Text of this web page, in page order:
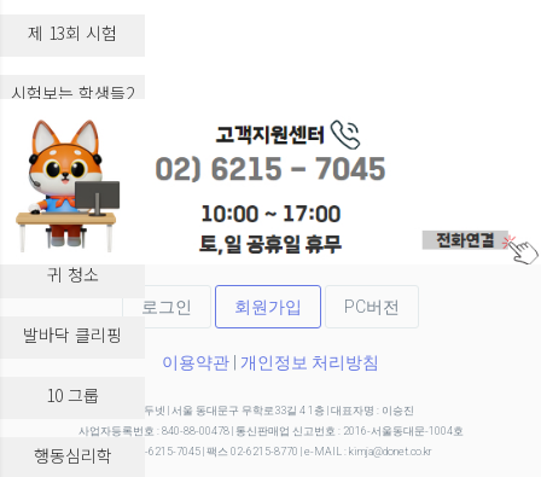
제 13회 시험
시험보는 학생들2
시험보는 학생들3
실습 교육
귀 청소
발바닥 클리핑
10 그룹
행동심리학
로그인 회원가입 PC버전
이용약관 개인정보 처리방침
(주)두넷 | 서울 동대문구 무학로33길 4 1층 | 대표자명 : 이승진
사업자등록번호 : 840-88-00478 | 통신판매업 신고번호 : 2016-서울동대문-1004호
전화 02-6215-7045 | 팩스 02-6215-8770 | e-MAIL : kimja@donet.co.kr